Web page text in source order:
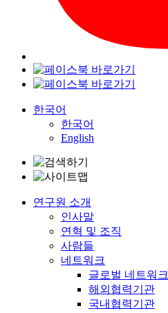
한국어
한국어
English
연구원 소개
인사말
연혁 및 조직
사람들
네트워크
글로벌 네트워크
해외협력기관
국내협력기관